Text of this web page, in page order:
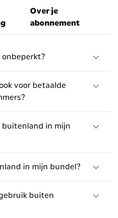
Over je
abonnement
voor betaalde
in mijn
in mijn bundel?
buiten